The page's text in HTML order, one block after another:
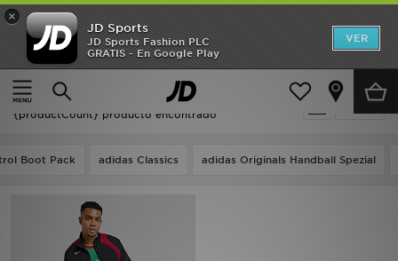
×
JD Sports
JD Sports Fashion PLC
GRATIS - En Google Play
VER
Página principal
Fútbol - Nike T90 Textiles
Fútbol - Nike T90 Textiles
{productCount} producto encontrado
Boot Pack adidas Classics adidas Originals Handball Spezial
Hombre
Mujer
Niños
Ver Marcas